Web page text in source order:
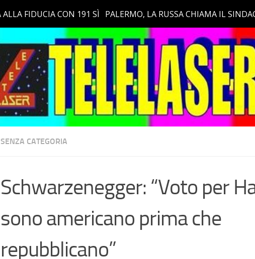
SENZA CATEGORIA
Schwarzenegger: “Voto per
sono americano prima che
repubblicano”